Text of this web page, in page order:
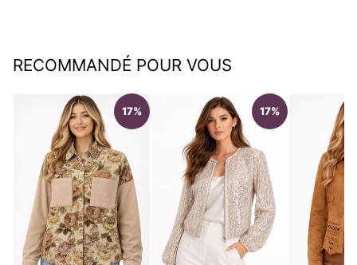
RECOMMANDÉ POUR VOUS
17% 17%